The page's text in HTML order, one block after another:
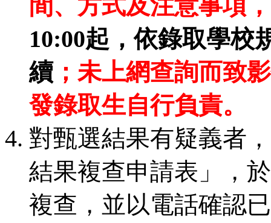
間、方式及注意事項，
10:00起，依錄取學校
續；未上網查詢而致
發錄取生自行負責。
對甄選結果有疑義者
結果複查申請表」，
複查，並以電話確認